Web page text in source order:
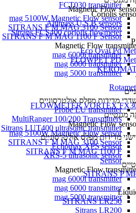
FCT030 transmitter
Coriolis
Altimass U.S.B sensors
Sitrans FCS400 coriolis flowmeter
Eco Oval Pd
FLOWPET PD
FLOWMETER VORTEX
מגנטיים
Magnetic Flow
mag 5100W Magnetic Flow sensor
SITRANS F M MAG 3100 Sensor
SITRANS F M MAG 1100 F
Sensor
Magnetic Flow
mag 6000i transmitter
mag 6000 transmitter
mag 5000 transmitter
Magnetic Flow
mag 5100W Magnetic Flow sensor
SITRANS F M MAG 3100 Sensor
SITRANS F M MAG 1100 F Sensor
Magnetic Flow
mag 6000i transmitter
mag 6000 transmitter
mag 5000 transmitter
מדידות מפלס אולטרסוניים
Probe LU transmitter
MultiRanger 100/200 Transmitters
Sitrans LUT400 ultrasonic transmitter
מדידות מפלס אולטרסוניים
Echomax XPS sensor
XRS-5 ultrasonic sensor
SITRANS P
SITRANS LR250
Sitrans LR200